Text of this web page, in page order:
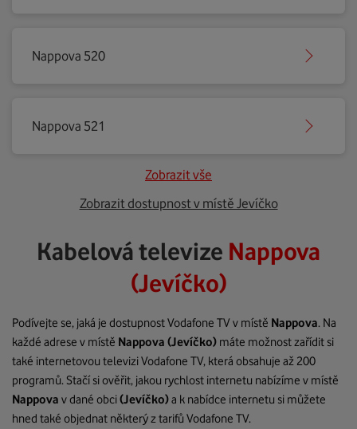
Nappova 520
Nappova 521
Zobrazit vše
Zobrazit dostupnost v místě Jevíčko
Kabelová televize Nappova
(Jevíčko)
Podívejte se, jaká je dostupnost Vodafone TV v místě Nappova. Na
každé adrese v místě Nappova (Jevíčko) máte možnost zařídit si
také internetovou televizi Vodafone TV, která obsahuje až 200
programů. Stačí si ověřit, jakou rychlost internetu nabízíme v místě
Nappova v dané obci(Jevíčko)a k nabídce internetu si můžete
hned také objednat některý z tarifů Vodafone TV.